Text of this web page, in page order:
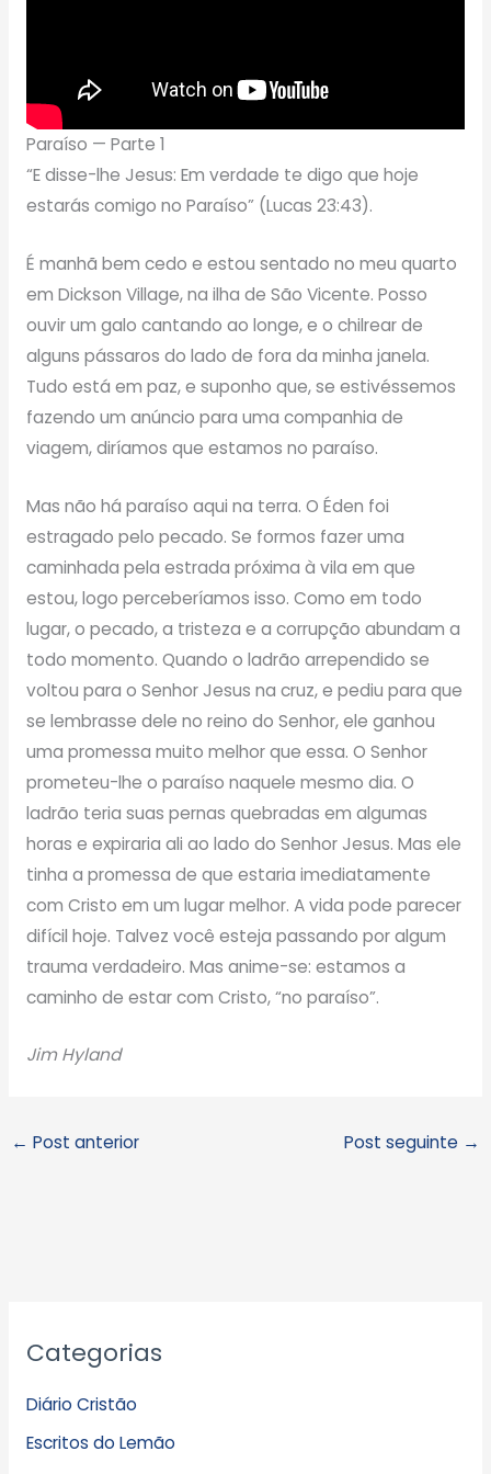
Paraíso — Parte 1
“E disse-lhe Jesus: Em verdade te digo que hoje
estarás comigo no Paraíso” (Lucas 23:43).
É manhã bem cedo e estou sentado no meu quarto
em Dickson Village, na ilha de São Vicente. Posso
ouvir um galo cantando ao longe, e o chilrear de
alguns pássaros do lado de fora da minha janela.
Tudo está em paz, e suponho que, se estivéssemos
fazendo um anúncio para uma companhia de
viagem, diríamos que estamos no paraíso.
Mas não há paraíso aqui na terra. O Éden foi
estragado pelo pecado. Se formos fazer uma
caminhada pela estrada próxima à vila em que
estou, logo perceberíamos isso. Como em todo
lugar, o pecado, a tristeza e a corrupção abundam a
todo momento. Quando o ladrão arrependido se
voltou para o Senhor Jesus na cruz, e pediu para que
se lembrasse dele no reino do Senhor, ele ganhou
uma promessa muito melhor que essa. O Senhor
prometeu-lhe o paraíso naquele mesmo dia. O
ladrão teria suas pernas quebradas em algumas
horas e expiraria ali ao lado do Senhor Jesus. Mas ele
tinha a promessa de que estaria imediatamente
com Cristo em um lugar melhor. A vida pode parecer
difícil hoje. Talvez você esteja passando por algum
trauma verdadeiro. Mas anime-se: estamos a
caminho de estar com Cristo, “no paraíso”.
Jim Hyland
← Post anterior Post seguinte →
Categorias
Diário Cristão
Escritos do Lemão
r
i